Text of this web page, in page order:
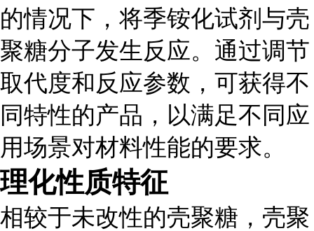
的情况下，将季铵化试剂与壳
聚糖分子发生反应。通过调节
取代度和反应参数，可获得不
同特性的产品，以满足不同应
用场景对材料性能的要求。
理化性质特征
相较于未改性的壳聚糖，壳聚